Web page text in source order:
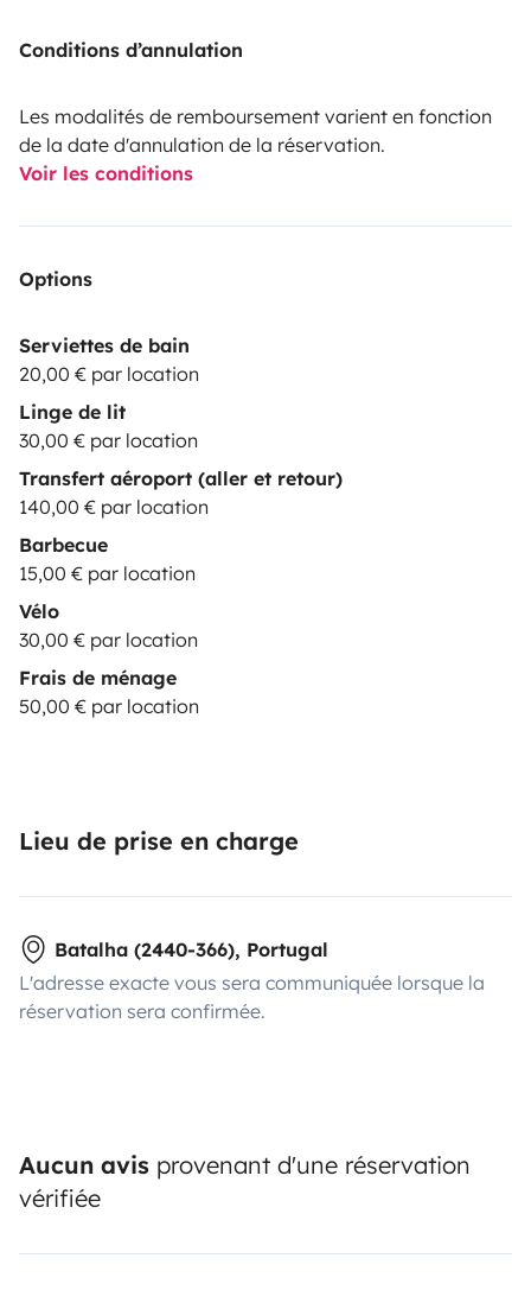
Conditions d’annulation
Les modalités de remboursement varient en fonction
de la date d'annulation de la réservation.
Voir les conditions
Options
Serviettes de bain
20,00 € par location
Linge de lit
30,00 € par location
Transfert aéroport (aller et retour)
140,00 € par location
Barbecue
15,00 € par location
Vélo
30,00 € par location
Frais de ménage
50,00 € par location
Lieu de prise en charge
Batalha (2440-366), Portugal
L'adresse exacte vous sera communiquée lorsque la
réservation sera confirmée.
Aucun avis provenant d'une réservation
vérifiée